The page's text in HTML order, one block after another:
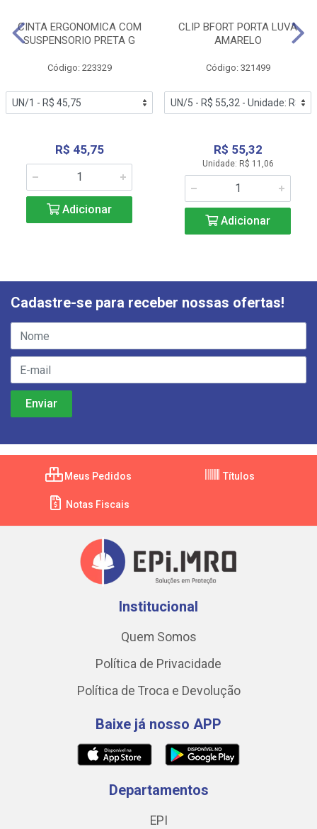
CINTA ERGONOMICA COM
SUSPENSORIO PRETA G
Código: 223329
R$ 45,75
Adicionar
CLIP BFORT PORTA LUVA
AMARELO
Código: 321499
R$ 55,32
Unidade: R$ 11,06
Adicionar
Cadastre-se para receber nossas ofertas!
Meus Pedidos Títulos
Notas Fiscais
Institucional
Quem Somos
Política de Privacidade
Política de Troca e Devolução
Baixe já nosso APP
Departamentos
EPI